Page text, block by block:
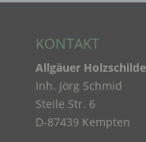
KONTAKT
Allgäuer
Inh. Jörg Schmid
Steile Str. 6
D-87439 Kempten
identifizierbare
Verarbeitung
c) Verarbeitung